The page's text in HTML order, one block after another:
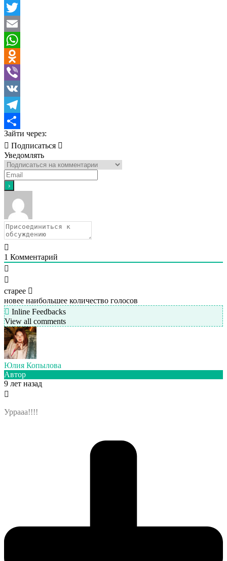
Facebook
Twitter
Email
WhatsApp
Odnoklassniki
Viber
VK
Telegram
Отправить
Зайти через:
Подписаться
Уведомлять
1 Комментарий
старее
новее наибольшее количество голосов
Inline Feedbacks
View all comments
Юлия Копылова
Автор
9 лет назад
Уррааа!!!!